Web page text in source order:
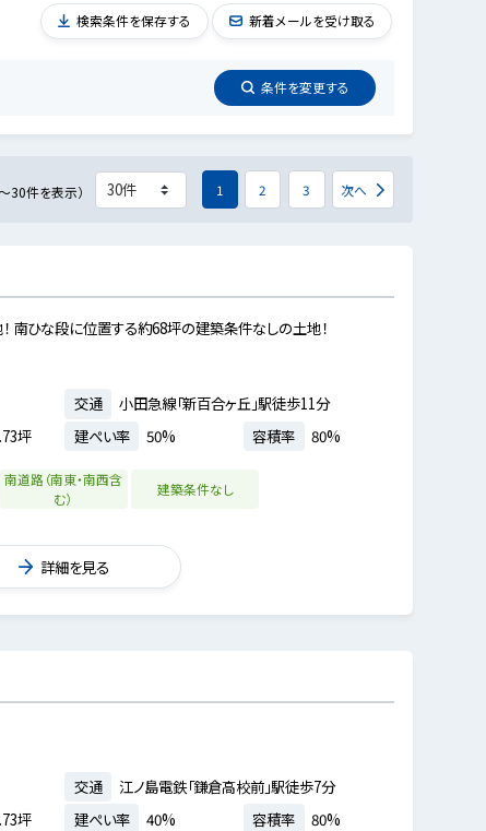
条件を変更する
検索条件を保存する 新着メールを受け取る
30件を表示） 1 2 3 次へ
南ひな段に位置する約68坪の建築条件なしの土地！
交通
小田急線「新百合ヶ丘」駅徒歩11分
坪 建ぺい率 50% 容積率 80%
南道路（南東・南西含
む）
建築条件なし
詳細を見る
交通
江ノ島電鉄「鎌倉高校前」駅徒歩7分
坪 建ぺい率 40% 容積率 80%